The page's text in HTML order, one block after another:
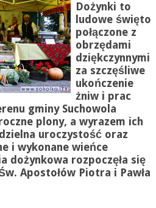
Dożynki to
ludowe święto
połączone z
obrzędami
dziękczynnymi
za szczęśliwe
ukończenie
żniw i prac
gminy Suchowola
plony, a wyrazem ich
uroczystość oraz
i wykonane wieńce
dożynkowa rozpoczęła się
Apostołów Piotra i Pawła